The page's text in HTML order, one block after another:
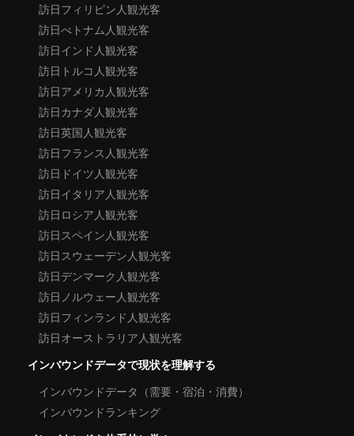
訪日フィリピン人観光客
訪日べトナム人観光客
訪日インド人観光客
訪日トルコ人観光客
訪日アメリカ人観光客
訪日カナダ人観光客
訪日英国人観光客
訪日フランス人観光客
訪日ドイツ人観光客
訪日イタリア人観光客
訪日ロシア人観光客
訪日スペイン人観光客
訪日スウェーデン人観光客
訪日デンマーク人観光客
訪日ノルウェー人観光客
訪日フィンランド人観光客
訪日オーストラリア人観光客
インバウンドデータで現状を理解する
インバウンドデータ（需要・宿泊・消費）
インバウンドランキング